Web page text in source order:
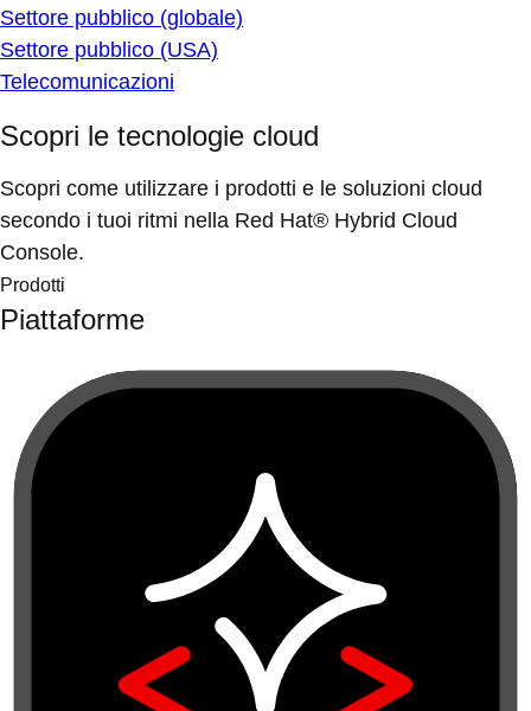
Settore pubblico (globale)
Settore pubblico (USA)
Telecomunicazioni
Scopri le tecnologie cloud
Scopri come utilizzare i prodotti e le soluzioni cloud
secondo i tuoi ritmi nella Red Hat® Hybrid Cloud
Console.
Prodotti
Piattaforme